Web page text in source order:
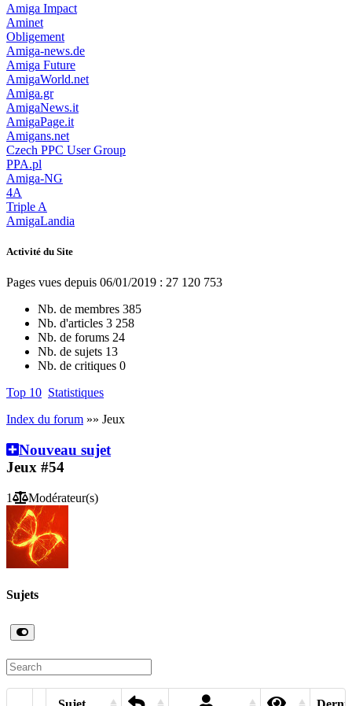
Amiga Impact
Aminet
Obligement
Amiga-news.de
Amiga Future
AmigaWorld.net
Amiga.gr
AmigaNews.it
AmigaPage.it
Amigans.net
Czech PPC User Group
PPA.pl
Amiga-NG
4A
Triple A
AmigaLandia
Activité du Site
Pages vues depuis 06/01/2019 : 27 120 753
Nb. de membres 385
Nb. d'articles 3 258
Nb. de forums 24
Nb. de sujets 13
Nb. de critiques 0
Top 10 Statistiques
Index du forum »» Jeux
Nouveau sujet
Jeux #54
1 Modérateur(s)
Sujets